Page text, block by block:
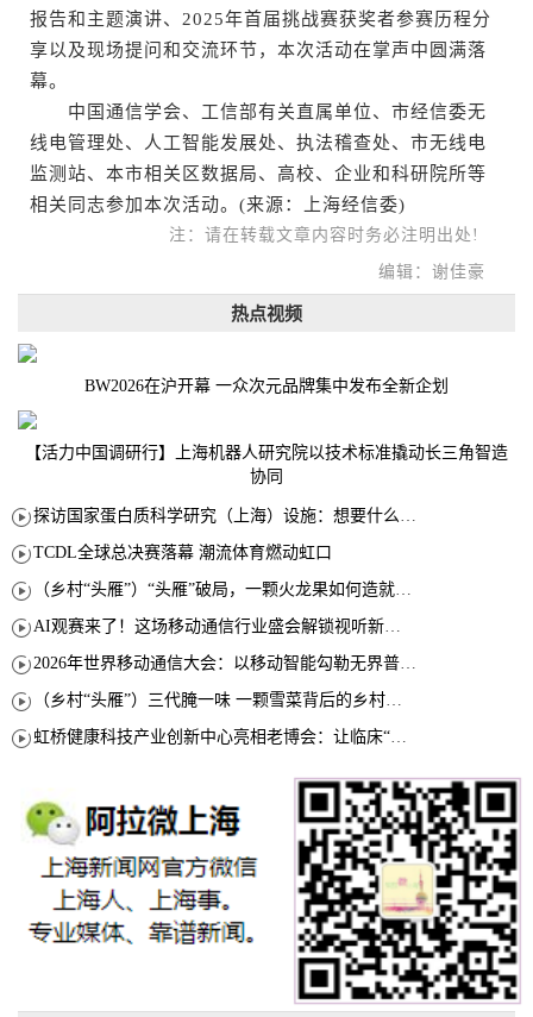
报告和主题演讲、2025年首届挑战赛获奖者参赛历程分
享以及现场提问和交流环节，本次活动在掌声中圆满落
幕。
中国通信学会、工信部有关直属单位、市经信委无
线电管理处、人工智能发展处、执法稽查处、市无线电
监测站、本市相关区数据局、高校、企业和科研院所等
相关同志参加本次活动。(来源：上海经信委)
注：请在转载文章内容时务必注明出处!
编辑：谢佳豪
热点视频
BW2026在沪开幕 一众次元品牌集中发布全新企划
【活力中国调研行】上海机器人研究院以技术标准撬动长三角智造
协同
探访国家蛋白质科学研究（上海）设施：想要什么蛋白 AI直接设计合成
TCDL全球总决赛落幕 潮流体育燃动虹口
（乡村“头雁”）“头雁”破局，一颗火龙果如何造就沪上乡村特色产业化路径
AI观赛来了！这场移动通信行业盛会解锁视听新玩法
2026年世界移动通信大会：以移动智能勾勒无界普惠新愿景
（乡村“头雁”）三代腌一味 一颗雪菜背后的乡村致富经
虹桥健康科技产业创新中心亮相老博会：让临床“需求”定义银发经济新生态